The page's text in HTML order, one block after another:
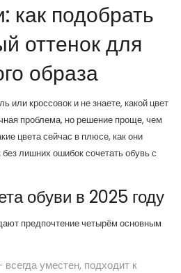
как подобрать
оттенок для
образа
или кроссовок и не знаете, какой цвет
проблема, но решение проще, чем
цвета сейчас в плюсе, как они
лишних ошибок сочетать обувь с
обуви в 2025 году
предпочтение четырём основным
всегда уместен, подходит к